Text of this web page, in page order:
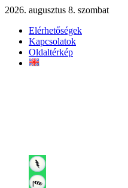
2026. augusztus 8. szombat
Elérhetőségek
Kapcsolatok
Oldaltérkép